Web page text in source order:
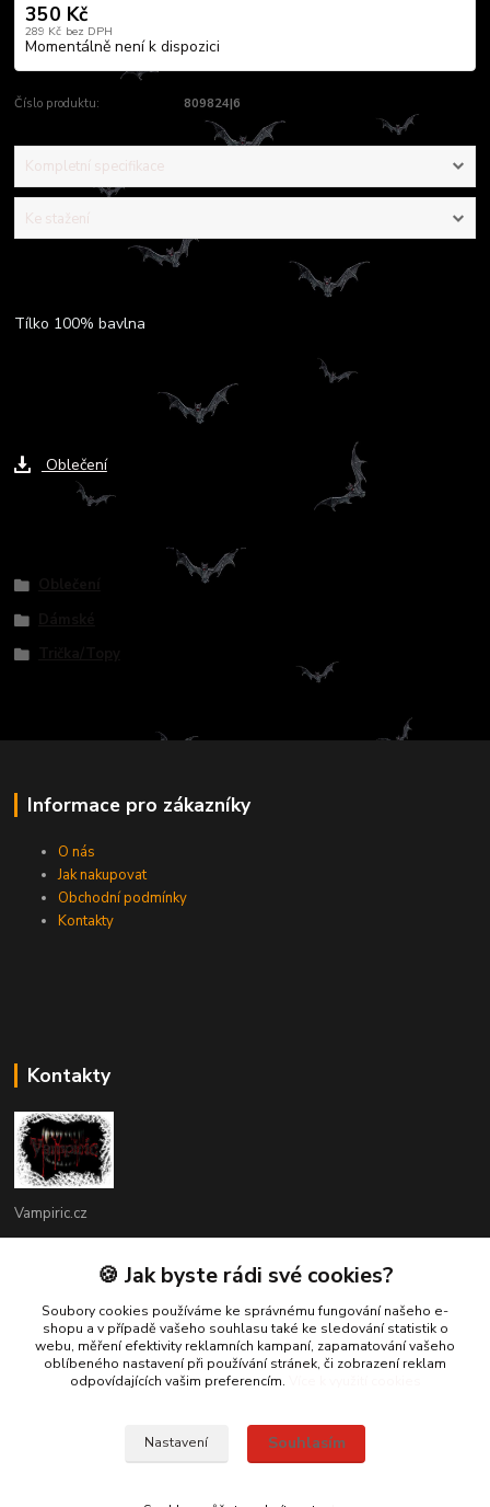
350 Kč
289 Kč bez DPH
Momentálně není k dispozici
Číslo produktu: 809824|6
Kompletní specifikace
Ke stažení
Tílko 100% bavlna
Oblečení
Zboží zařazeno v kategoriích
Informace pro zákazníky
O nás
Jak nakupovat
Obchodní podmínky
Kontakty
Kontakty
Vampiric.cz
+420 774 198 598
(Po-Pá, 9-16 hod.)
info@vampiric.cz
© 2025 Všechna práva vyhrazena
🍪 Jak byste rádi své cookies?
Soubory cookies používáme ke správnému fungování našeho e-
shopu a v případě vašeho souhlasu také ke sledování statistik o
webu, měření efektivity reklamních kampaní, zapamatování vašeho
oblíbeného nastavení při používání stránek, či zobrazení reklam
odpovídajících vašim preferencím.
Nastavení Souhlasím